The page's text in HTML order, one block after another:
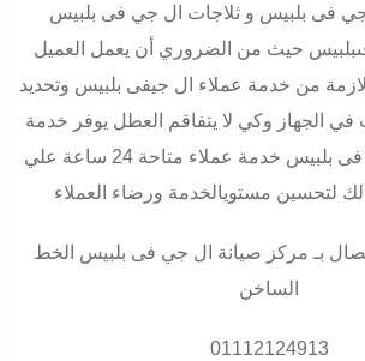
فى بلبيس و ثلاجات ال جي فى بلبيس
حيث من الضروري أن يعمل العميل
من خدمة عملاء ال جيفى بلبيس وتحديد
في الجهاز وكي لا يتفاقم العطل يوفر خدمة
عملاءشركة ال جي فى بلبيس خدمة عملاء متاحة 24 ساعة علي
لتحسين مستويالخدمة ورضاء العملاء
بـ مركز صيانة ال جي فى بلبيس الخط
الساخن
01112124913